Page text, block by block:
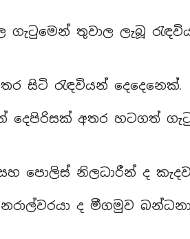
තුවාල ලැබූ
සිටි රැඳවියන් දෙදෙනෙක්.
දෙපිරිසක් අතර හටගත්
පොලිස් නිලධාරීන් ද
ද මීගමුව